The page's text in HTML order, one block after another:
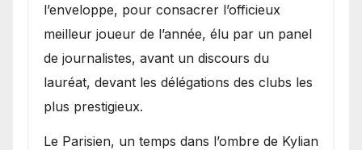
l’enveloppe, pour consacrer l’officieux
meilleur joueur de l’année, élu par un panel
de journalistes, avant un discours du
lauréat, devant les délégations des clubs les
plus prestigieux.
Le Parisien, un temps dans l’ombre de Kylian